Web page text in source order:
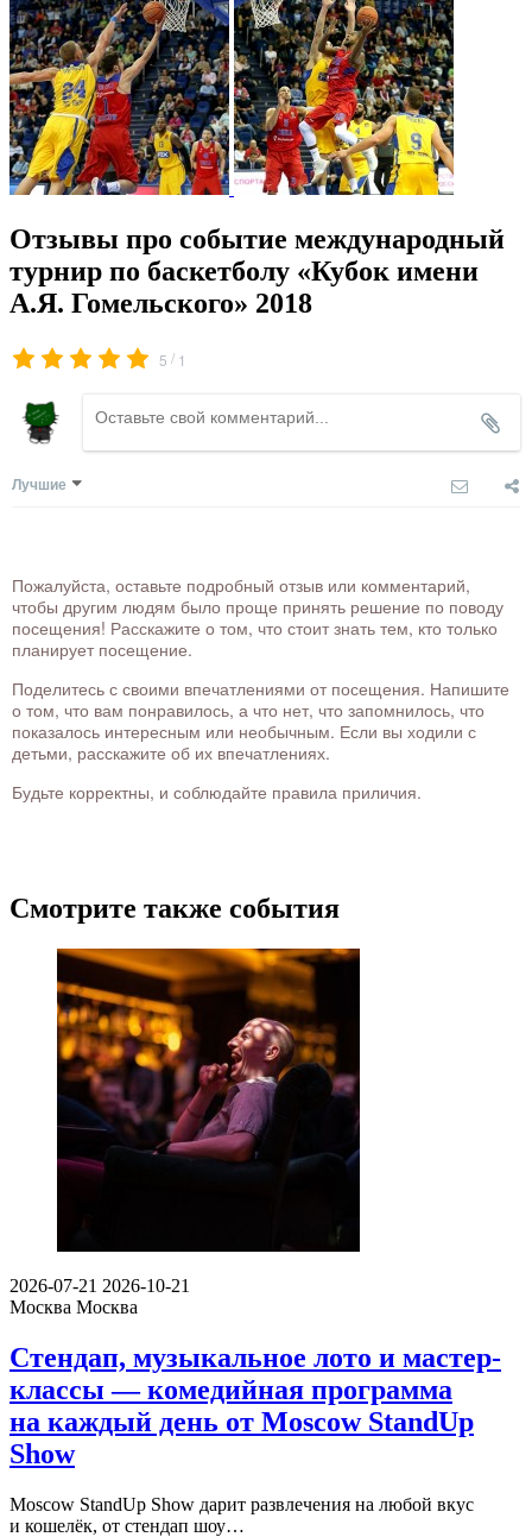
Отзывы про событие международный
турнир по баскетболу «Кубок имени
А.Я. Гомельского» 2018
5 / 1
Лучшие
Пожалуйста, оставьте подробный отзыв или комментарий,
чтобы другим людям было проще принять решение по поводу
посещения! Расскажите о том, что стоит знать тем, кто только
планирует посещение.
Поделитесь с своими впечатлениями от посещения. Напишите
о том, что вам понравилось, а что нет, что запомнилось, что
показалось интересным или необычным. Если вы ходили с
детьми, расскажите об их впечатлениях.
Будьте корректны, и соблюдайте правила приличия.
Смотрите также события
2026-07-21 2026-10-21
Москва Москва
Стендап, музыкальное лото и мастер-
классы — комедийная программа
на каждый день от Moscow StandUp
Show
Moscow StandUp Show дарит развлечения на любой вкус
и кошелёк, от стендап шоу…